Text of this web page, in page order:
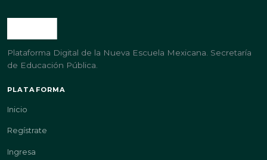
Plataforma Digital de la Nueva Escuela Mexicana. Secretaría
de Educación Pública.
PLATAFORMA
Inicio
Regístrate
Ingresa